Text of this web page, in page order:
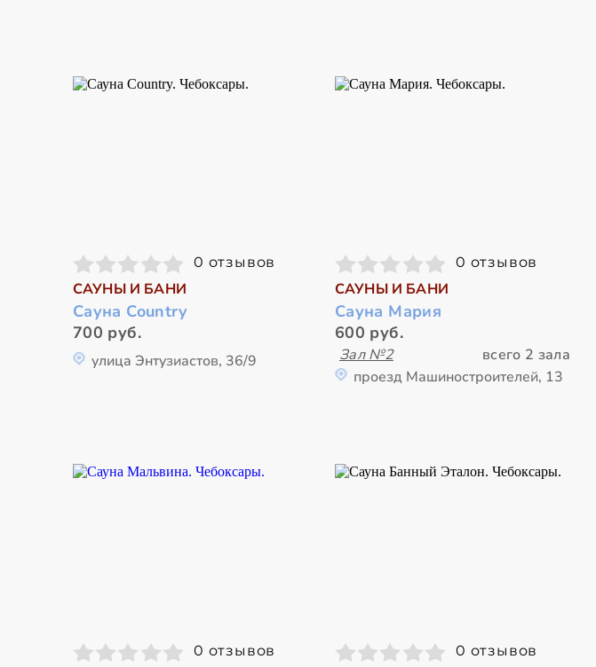
0 отзывов
САУНЫ И БАНИ
Сауна Country
700 руб.
улица Энтузиастов, 36/9
0 отзывов
САУНЫ И БАНИ
Сауна Мария
600 руб.
Зал №2
всего 2 зала
проезд Машиностроителей, 13
0 отзывов 0 отзывов